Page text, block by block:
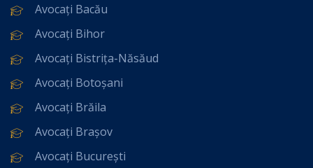
Avocați Bacău
Avocați Bihor
Avocați Bistrița-Năsăud
Avocați Botoșani
Avocați Brăila
Avocați Brașov
Avocați București